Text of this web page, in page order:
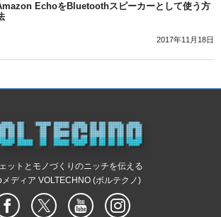
EchoをBluetoothスピーカーとして使う方
2017年11月18日
ットとモノづくりのニッチを伝える
メディア VOLTECHNO (ボルテクノ)